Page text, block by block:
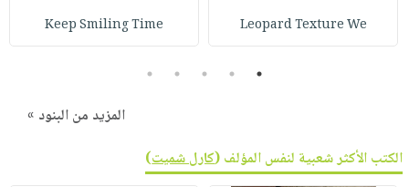
Leopard Texture We
Keep Smiling Time
1
2
3
4
5
المزيد من البنود »
الكتب الأكثر شعبية لنفس المؤلف (كارل شميت)